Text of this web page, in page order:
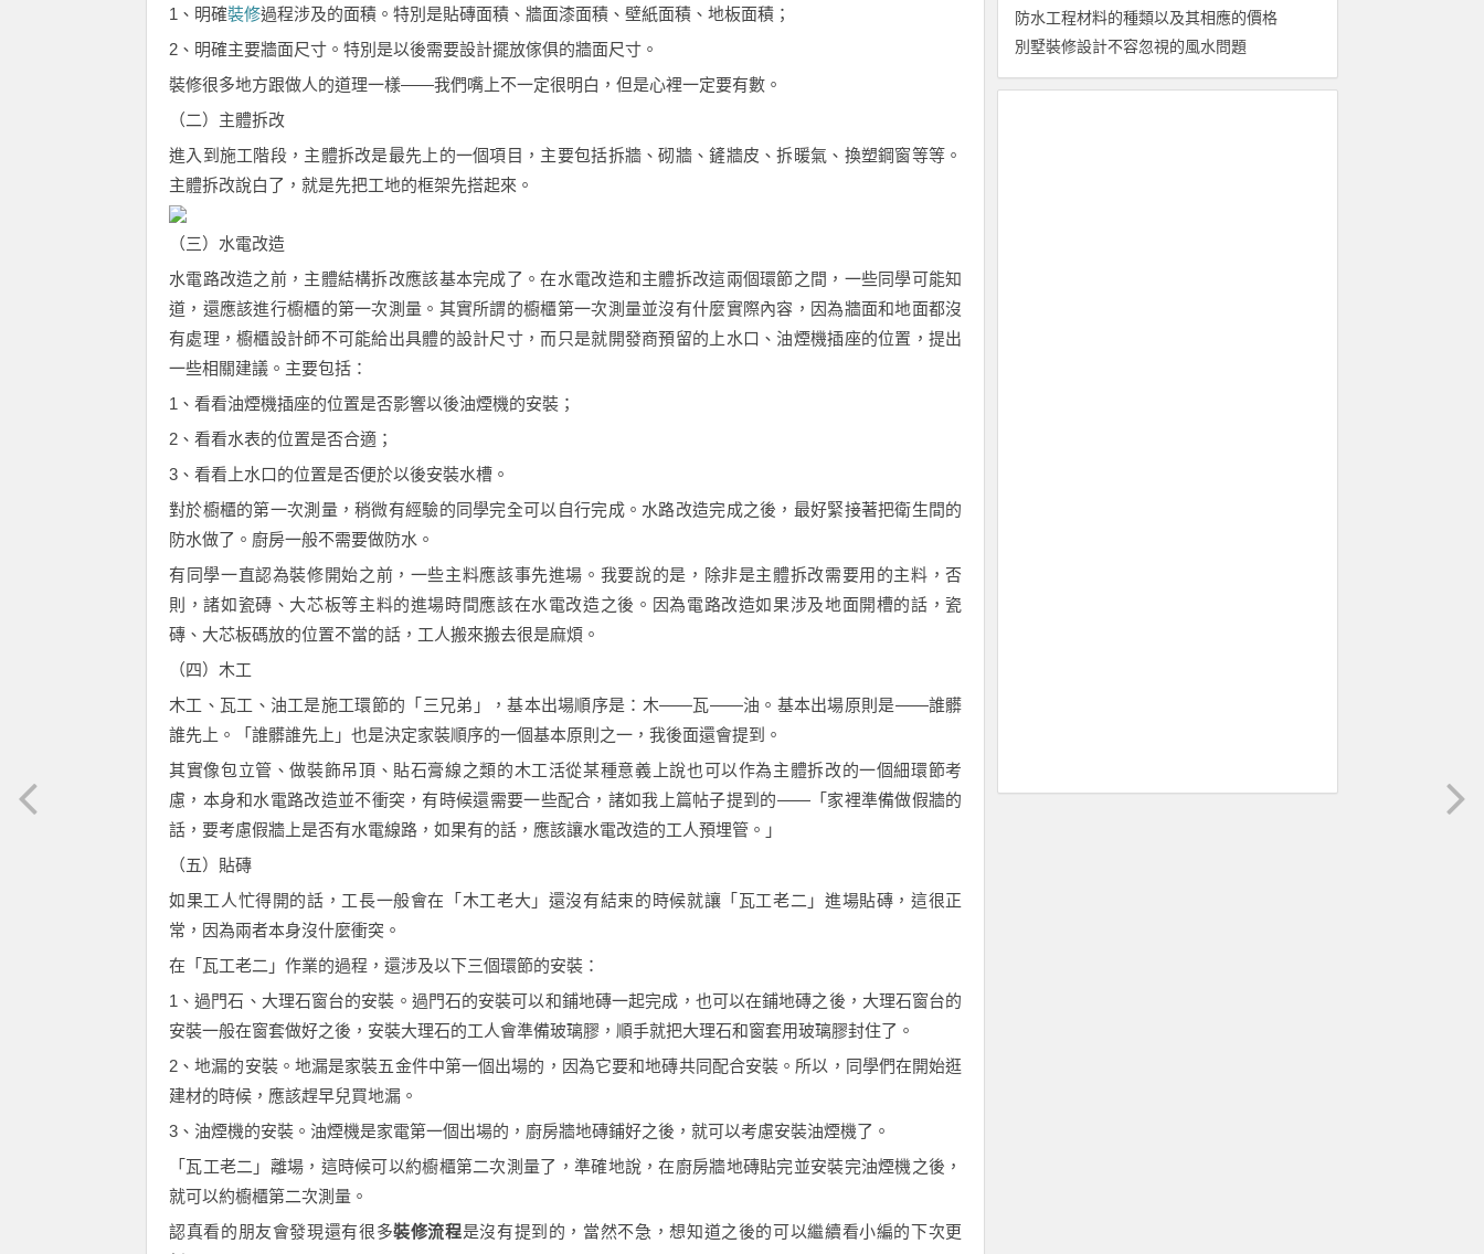
1、明確裝修過程涉及的面積。特別是貼磚面積、牆面漆面積、壁紙面積、地板面積；
2、明確主要牆面尺寸。特別是以後需要設計擺放傢俱的牆面尺寸。
裝修很多地方跟做人的道理一樣——我們嘴上不一定很明白，但是心裡一定要有數。
（二）主體拆改
進入到施工階段，主體拆改是最先上的一個項目，主要包括拆牆、砌牆、鏟牆皮、拆暖氣、換塑鋼窗等等。
主體拆改說白了，就是先把工地的框架先搭起來。
（三）水電改造
水電路改造之前，主體結構拆改應該基本完成了。在水電改造和主體拆改這兩個環節之間，一些同學可能知
道，還應該進行櫥櫃的第一次測量。其實所謂的櫥櫃第一次測量並沒有什麼實際內容，因為牆面和地面都沒
有處理，櫥櫃設計師不可能給出具體的設計尺寸，而只是就開發商預留的上水口、油煙機插座的位置，提出
一些相關建議。主要包括：
1、看看油煙機插座的位置是否影響以後油煙機的安裝；
2、看看水表的位置是否合適；
3、看看上水口的位置是否便於以後安裝水槽。
對於櫥櫃的第一次測量，稍微有經驗的同學完全可以自行完成。水路改造完成之後，最好緊接著把衛生間的
防水做了。廚房一般不需要做防水。
有同學一直認為裝修開始之前，一些主料應該事先進場。我要說的是，除非是主體拆改需要用的主料，否
則，諸如瓷磚、大芯板等主料的進場時間應該在水電改造之後。因為電路改造如果涉及地面開槽的話，瓷
磚、大芯板碼放的位置不當的話，工人搬來搬去很是麻煩。
（四）木工
木工、瓦工、油工是施工環節的「三兄弟」，基本出場順序是：木——瓦——油。基本出場原則是——誰髒
誰先上。「誰髒誰先上」也是決定家裝順序的一個基本原則之一，我後面還會提到。
其實像包立管、做裝飾吊頂、貼石膏線之類的木工活從某種意義上說也可以作為主體拆改的一個細環節考
慮，本身和水電路改造並不衝突，有時候還需要一些配合，諸如我上篇帖子提到的——「家裡準備做假牆的
話，要考慮假牆上是否有水電線路，如果有的話，應該讓水電改造的工人預埋管。」
（五）貼磚
如果工人忙得開的話，工長一般會在「木工老大」還沒有結束的時候就讓「瓦工老二」進場貼磚，這很正
常，因為兩者本身沒什麼衝突。
在「瓦工老二」作業的過程，還涉及以下三個環節的安裝：
1、過門石、大理石窗台的安裝。過門石的安裝可以和鋪地磚一起完成，也可以在鋪地磚之後，大理石窗台的
安裝一般在窗套做好之後，安裝大理石的工人會準備玻璃膠，順手就把大理石和窗套用玻璃膠封住了。
2、地漏的安裝。地漏是家裝五金件中第一個出場的，因為它要和地磚共同配合安裝。所以，同學們在開始逛
建材的時候，應該趕早兒買地漏。
3、油煙機的安裝。油煙機是家電第一個出場的，廚房牆地磚鋪好之後，就可以考慮安裝油煙機了。
「瓦工老二」離場，這時候可以約櫥櫃第二次測量了，準確地說，在廚房牆地磚貼完並安裝完油煙機之後，
就可以約櫥櫃第二次測量。
認真看的朋友會發現還有很多裝修流程是沒有提到的，當然不急，想知道之後的可以繼續看小編的下次更
防水工程材料的種類以及其相應的價格
別墅裝修設計不容忽視的風水問題